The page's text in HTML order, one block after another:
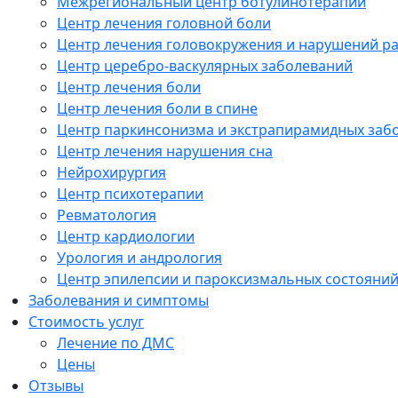
Центр лечения головной боли
Центр лечения головокружения и нарушений
Центр церебро-васкулярных заболеваний
Центр лечения боли
Центр лечения боли в спине
Центр паркинсонизма и экстрапирамидных
Центр лечения нарушения сна
Нейрохирургия
Центр психотерапии
Ревматология
Центр кардиологии
Урология и андрология
Центр эпилепсии и пароксизмальных состояний
Заболевания и симптомы
Стоимость услуг
Лечение по ДМС
Цены
Отзывы